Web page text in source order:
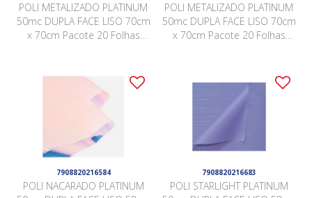
POLI METALIZADO PLATINUM
50mc DUPLA FACE LISO 70cm
x 70cm Pacote 20 Folhas
POLI METALIZADO PLATINUM
50mc DUPLA FACE LISO 70cm
x 70cm Pacote 20 Folhas
7908820216584
POLI NACARADO PLATINUM
7908820216683
POLI STARLIGHT PLATINUM